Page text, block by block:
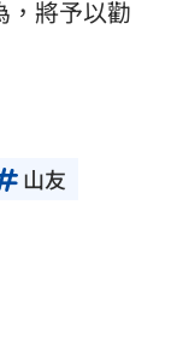
，將予以勸
山友